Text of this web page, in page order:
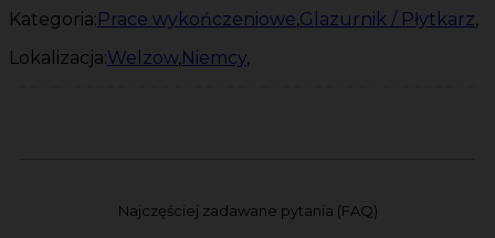
Kategoria:Prace wykończeniowe,Glazurnik / Płytkarz,
Lokalizacja:Welzow,Niemcy,
Najczęściej zadawane pytania (FAQ)